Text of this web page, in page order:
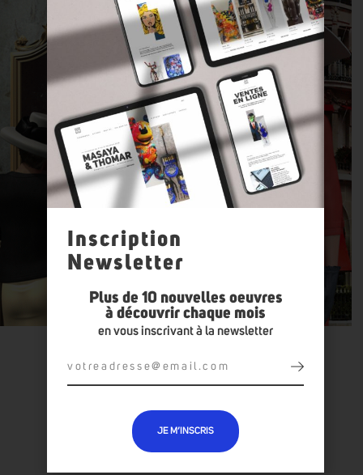
TOUTES LES OEUVRES : DOMINIQUE MULHEM
Inscription
Newsletter
Plus de 10 nouvelles oeuvres
à découvrir chaque mois
en vous inscrivant à la newsletter
JE M’INSCRIS